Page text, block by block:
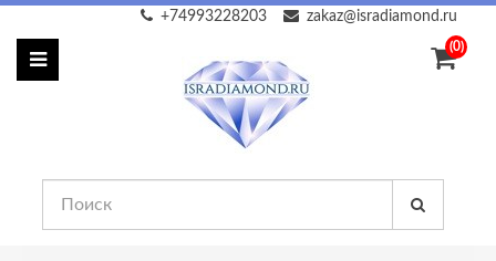
zakaz@isradiamond.ru
+74993228203
(0)